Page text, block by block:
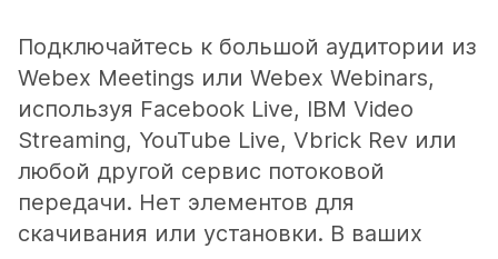
Подключайтесь к большой аудитории из
Webex Meetings или Webex Webinars,
используя Facebook Live, IBM Video
Streaming, YouTube Live, Vbrick Rev или
любой другой сервис потоковой
передачи. Нет элементов для
скачивания или установки. В ваших